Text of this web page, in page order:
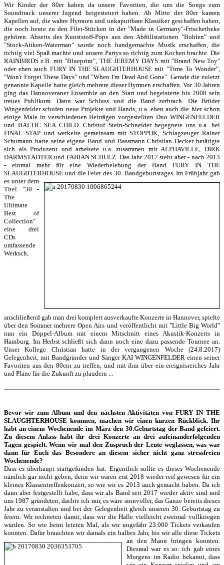
Wir Kinder der 80er haben da unsere Favoriten, die uns die Songs zum
Soundtrack unserer Jugend beigesteuert haben. Ab Mitte der 80er kamen
Kapellen auf, die wahre Hymnen und unkaputtbare Klassiker geschaffen haben,
die noch heute zu den Filet-Stücken in der "Made in Germany"-Frischetheke
gehören. Abseits des Kunststoff-Pops aus den Abfüllstationen "Bohlen" und
"Stock-Aitken-Waterman" wurde noch handgemachte Musik erschaffen, die
richtig viel Spaß machte und unsere Partys so richtig zum Kochen brachte. Die
RAINBIRDS z.B. mit "Blueprint", THE JEREMY DAYS mit "Brand New Toy"
oder eben auch FURY IN THE SLAUGHTERHOUSE mit "Time To Wonder",
"Won't Forget These Days" und "When I'm Dead And Gone". Gerade die zuletzt
genannte Kapelle hatte gleich mehrere dieser Hymnen erschaffen. Vor 30 Jahren
ging das Hannoveraner Ensemble an den Start und begeisterte bis 2008 sein
treues Publikum. Dann war Schluss und die Band zerbrach. Die Brüder
Wingenfelder schufen neue Projekte und Bands, u.a. eben auch die hier schon
einige Male in verschiedenen Beiträgen vorgestellten Duo WINGENFELDER
und BALTIC SEA CHILD. Christof Stein-Schneider begegnete uns u.a. bei
FINAL STAP und werkelte gemeinsam mit STOPPOK, Schlagzeuger Rainer
Schumann hatte seine eigene Band und Bassmann Christian Decker betätigte
sich als Produzent und arbeitete u.a. zusammen mit ALPHAVILLE, DIRK
DARMSTÄDTER und FABIAN SCHULZ. Das Jahr 2017 steht aber - nach 2013
- einmal mehr für eine Wiederbelebung der Band FURY IN THE
SLAUGHTERHOUSE und die Feier des 30. Bandgeburtstages. Im Frühjahr gab
es unter dem
Titel "30 -
The
Ultimate
Best of
Collection"
eine drei
CDs
umfassende
Werksch,
anschließend gab man drei komplett ausverkaufte Konzerte in Hannover, spielte
über den Sommer mehrere Open Airs und veröffentlicht mit "Little Big World"
nun ein Doppel-Album mit einem Mitschnitt eines Akustik-Konzerts in
Hamburg. Im Herbst schließt sich dann noch eine dazu passende Tournee an.
Unser Kollege Christian hatte in der vergangenen Woche (24.8.2017)
Gelegenheit, mit Bandgründer und Sänger KAI WINGENFELDER einen seiner
Favoriten aus den 80ern zu treffen, und mit ihm über ein ereignisreiches Jahr
und Pläne für die Zukunft zu plaudern ...
Bevor wir zum Album und den nächsten Aktivitäten von FURY IN THE
SLAUGHTERHOUSE kommen, machen wir einen kurzen Rückblick. Ihr
habt an einem Wochenende im März den 30.Geburtstag der Band gefeiert.
Zu diesem Anlass habt ihr drei Konzerte an drei aufeinanderfolgenden
Tagen gespielt. Wenn wir mal den Zuspruch der Leute weglassen, was war
dann für Euch das Besondere an diesem sicher nicht ganz stressfreien
Wochenende?
Dass es überhaupt stattgefunden hat. Eigentlich sollte es dieses Wochenende
nämlich gar nicht geben, denn wir wären erst 2018 wieder reif gewesen für ein
kleines Klassentreffenkonzert, so wie wir es 2013 auch gemacht haben. Da ich
dann aber festgestellt habe, dass wir als Band seit 2017 wieder aktiv sind und
uns 1987 gründeten, dachte ich mir, es wäre sinnvoller, das Ganze bereits dieses
Jahr zu veranstalten und bei der Gelegenheit gleich unseren 30. Geburtstag zu
feiern. Wir rechneten damit, dass wir die Halle vielleicht zweimal vollkriegen
würden. So wie beim letzten Mal, als wir ungefähr 23.000 Tickets verkaufen
konnten. Dafür brauchten wir damals ein halbes Jahr, bis wir alle diese Tickets
an den Mann bringen konnten.
Diesmal war es so: ich gab eines
Morgens im Radio bekannt, dass